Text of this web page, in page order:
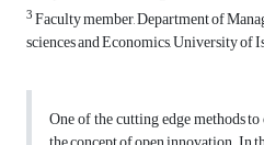
3Faculty member, Department of
sciences and Economics, University of
One of the cutting edge methods